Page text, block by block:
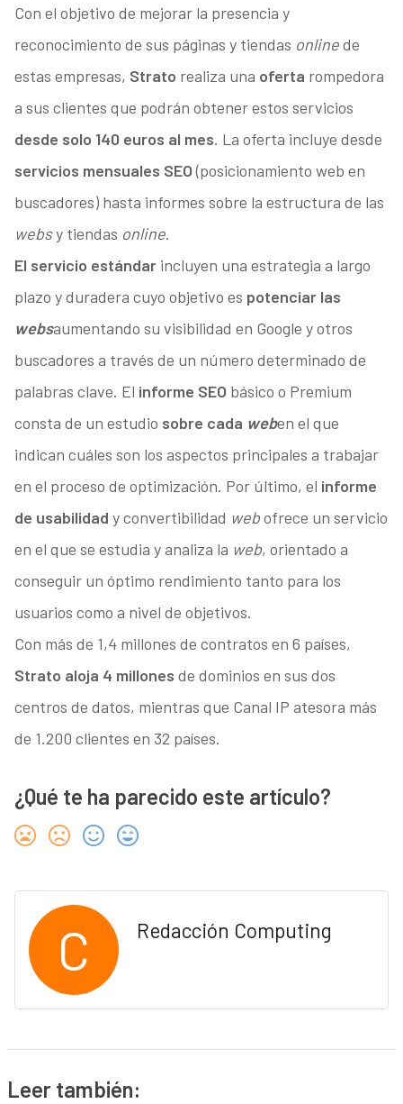
Con el objetivo de mejorar la presencia y
reconocimiento de sus páginas y tiendas onlinede
estas empresas, Strato realiza una oferta rompedora
a sus clientes que podrán obtener estos servicios
desde solo 140 euros al mes. La oferta incluye desde
servicios mensuales SEO(posicionamiento web en
buscadores) hasta informes sobre la estructura de las
websy tiendas online.
El servicio estándarincluyen una estrategia a largo
plazo y duradera cuyo objetivo es potenciar las
websaumentando su visibilidad en Google y otros
buscadores a través de un número determinado de
palabras clave. El informe SEO básico o Premium
consta de un estudio sobre cada weben el que
indican cuáles son los aspectos principales a trabajar
en el proceso de optimización. Por último, el informe
de usabilidad y convertibilidad webofrece un servicio
en el que se estudia y analiza la web, orientado a
conseguir un óptimo rendimiento tanto para los
usuarios como a nivel de objetivos.
Con más de 1,4 millones de contratos en 6 países,
Strato aloja 4 millones de dominios en sus dos
centros de datos, mientras que Canal IP atesora más
de 1.200 clientes en 32 países.
¿Qué te ha parecido este artículo?
C Redacción Computing
Leer también: